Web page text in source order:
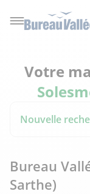
Votre
Nouvelle
Bureau
Sarthe)